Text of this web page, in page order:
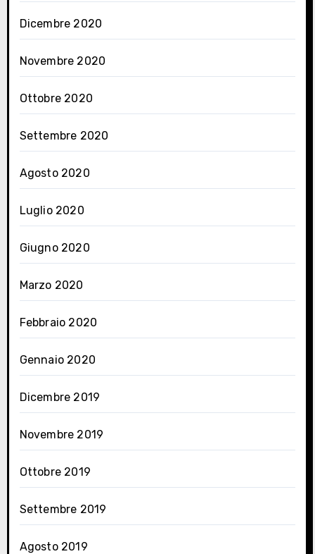
Dicembre 2020
Novembre 2020
Ottobre 2020
Settembre 2020
Agosto 2020
Luglio 2020
Giugno 2020
Marzo 2020
Febbraio 2020
Gennaio 2020
Dicembre 2019
Novembre 2019
Ottobre 2019
Settembre 2019
Agosto 2019